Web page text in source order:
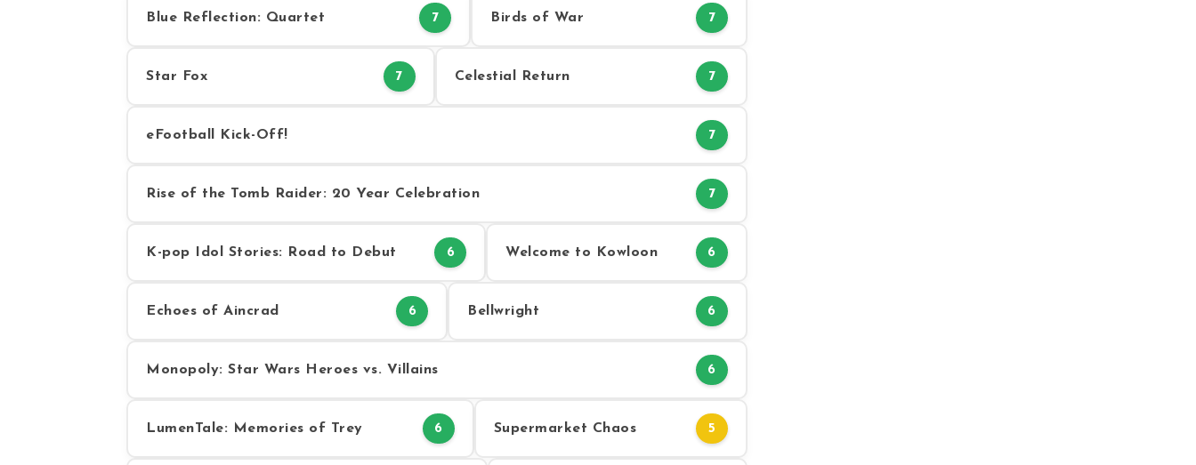
Blue Reflection: Quartet 7 Birds of War 7
Star Fox 7 Celestial Return 7
eFootball Kick-Off! 7
Rise of the Tomb Raider: 20 Year Celebration 7
K-pop Idol Stories: Road to Debut 6 Welcome to Kowloon 6
Echoes of Aincrad 6 Bellwright 6
Monopoly: Star Wars Heroes vs. Villains 6
LumenTale: Memories of Trey 6 Supermarket Chaos 5